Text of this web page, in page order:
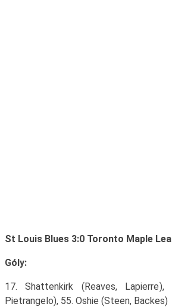
St Louis Blues 3:0 Toronto Maple
Góly:
17. Shattenkirk (Reaves,
Pietrangelo), 55. Oshie (Steen, Backes)